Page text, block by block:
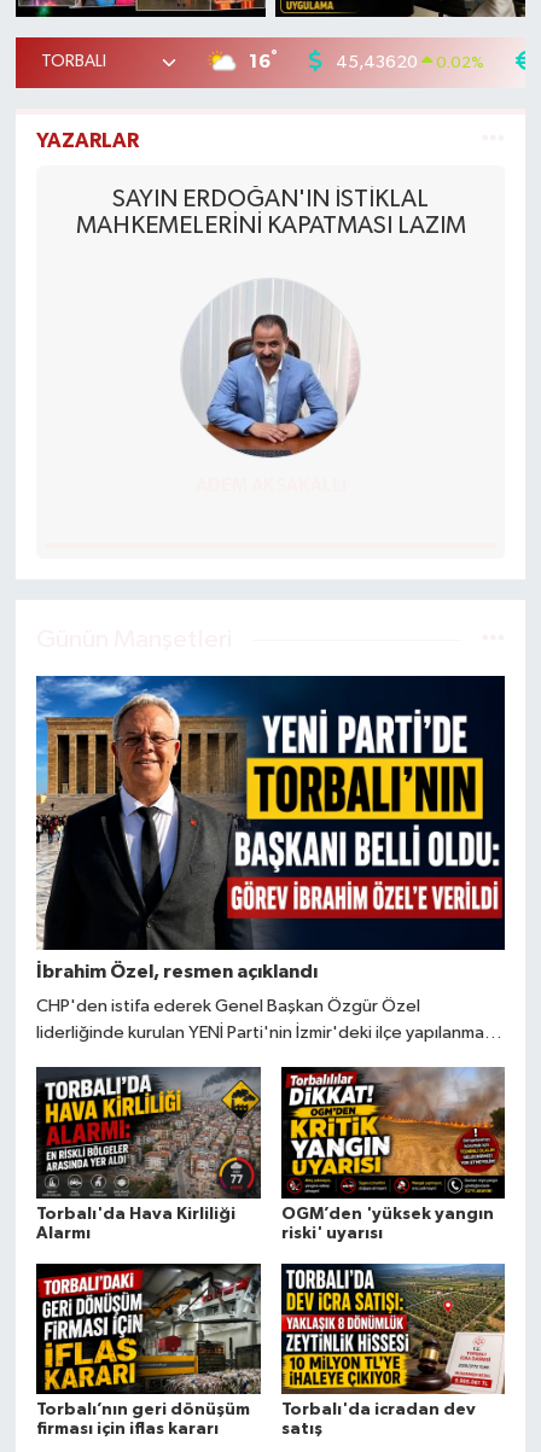
16° 45,43620 0.02%
YAZARLAR
SAYIN ERDOĞAN'IN İSTİKLAL
MAHKEMELERİNİ KAPATMASI LAZIM
İbrahim Özel, resmen açıklandı
CHP'den istifa ederek Genel Başkan Özgür Özel
liderliğinde kurulan YENİ Parti'nin İzmir'deki ilçe yapılanması
başkanı açıklanırken, Torbalı İlçe Başkanlığı görevine İbrahim
Özel getirildi.
Torbalı'da Hava Kirliliği
Alarmı
OGM’den 'yüksek yangın
riski' uyarısı
Torbalı’nın geri dönüşüm
firması için iflas kararı
Torbalı'da icradan dev
satış